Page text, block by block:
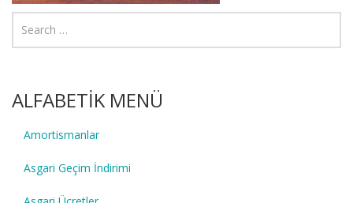
ALFABETİK MENÜ
Amortismanlar
Asgari Geçim İndirimi